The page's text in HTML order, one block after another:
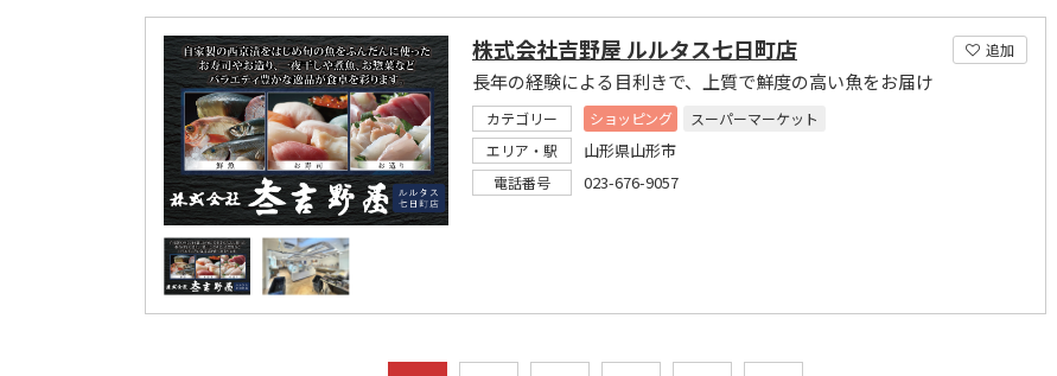
追加
株式会社吉野屋 ルルタス七日町店
長年の経験による目利きで、上質で鮮度の高い魚をお届け
カテゴリー ショッピング
スーパーマーケット
エリア・駅
山形県山形市
電話番号 023-676-9057